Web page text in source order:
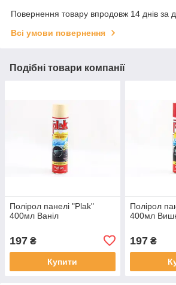
Повернення товару впродовж 14 днів за
Всі умови повернення
Подібні товари компанії
Полірол панелі "Plak"
400мл Ваніл
197 ₴
Купити
Полірол
400мл
197₴